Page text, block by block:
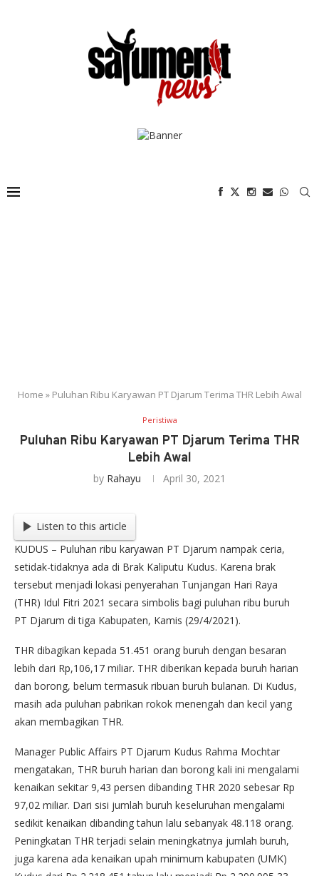
Home » Puluhan Ribu Karyawan PT Djarum Terima THR Lebih Awal
Peristiwa
Puluhan Ribu Karyawan PT Djarum Terima THR
Lebih Awal
by Rahayu April 30, 2021
Listen to this article
KUDUS – Puluhan ribu karyawan PT Djarum nampak ceria,
setidak-tidaknya ada di Brak Kaliputu Kudus. Karena brak
tersebut menjadi lokasi penyerahan Tunjangan Hari Raya
(THR) Idul Fitri 2021 secara simbolis bagi puluhan ribu buruh
PT Djarum di tiga Kabupaten, Kamis (29/4/2021).
THR dibagikan kepada 51.451 orang buruh dengan besaran
lebih dari Rp,106,17 miliar. THR diberikan kepada buruh harian
dan borong, belum termasuk ribuan buruh bulanan. Di Kudus,
masih ada puluhan pabrikan rokok menengah dan kecil yang
akan membagikan THR.
Manager Public Affairs PT Djarum Kudus Rahma Mochtar
mengatakan, THR buruh harian dan borong kali ini mengalami
kenaikan sekitar 9,43 persen dibanding THR 2020 sebesar Rp
97,02 miliar. Dari sisi jumlah buruh keseluruhan mengalami
sedikit kenaikan dibanding tahun lalu sebanyak 48.118 orang.
Peningkatan THR terjadi selain meningkatnya jumlah buruh,
juga karena ada kenaikan upah minimum kabupaten (UMK)